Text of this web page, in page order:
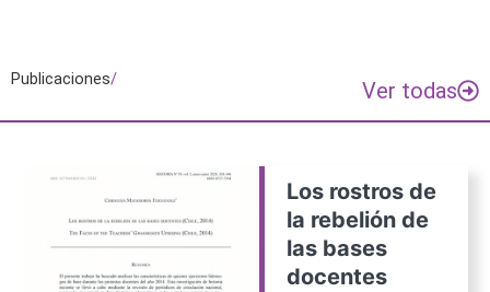
Publicaciones/ Ver todas
Los rostros de
la rebelión de
las bases
docentes